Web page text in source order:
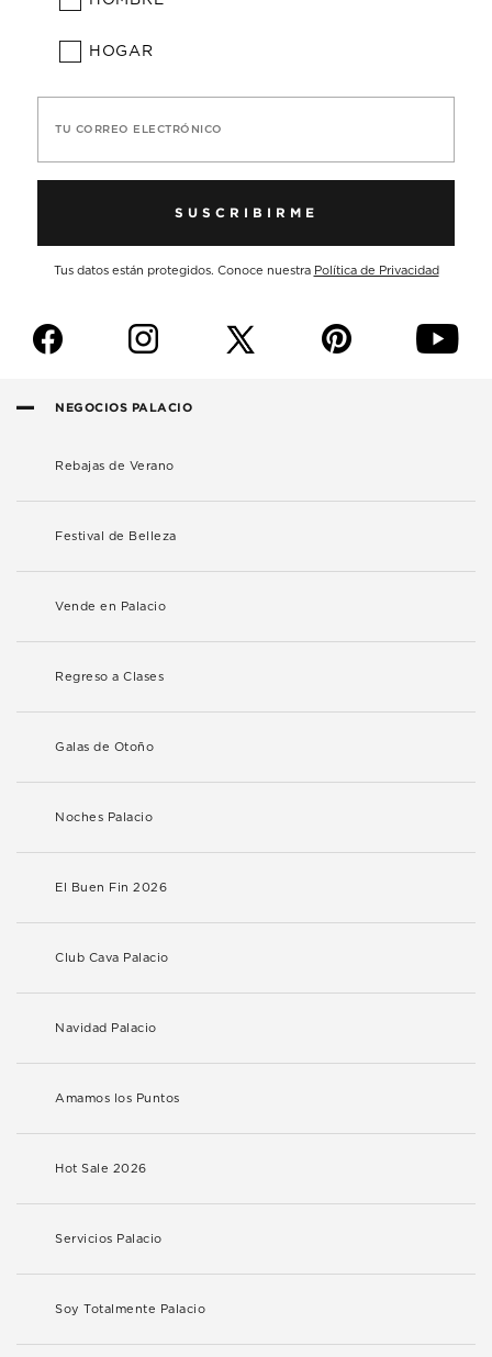
HOGAR
TU CORREO ELECTRÓNICO
SUSCRIBIRME
Tus datos están protegidos. Conoce nuestra Política de Privacidad
f i p y
NEGOCIOS PALACIO
Rebajas de Verano
Festival de Belleza
Vende en Palacio
Regreso a Clases
Galas de Otoño
Noches Palacio
El Buen Fin 2026
Club Cava Palacio
Navidad Palacio
Amamos los Puntos
Hot Sale 2026
Servicios Palacio
Soy Totalmente Palacio